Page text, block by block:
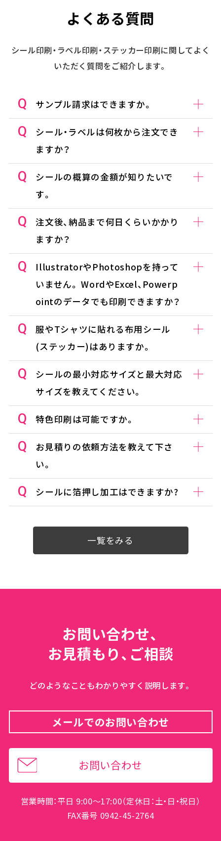
よくある質問
シール印刷・ラベル印刷・ステッカー印刷に関してよく
いただく質問をご紹介します。
サンプル請求はできますか。
シール・ラベルは何枚から注文でき
ますか？
シールの概算の金額が知りたいで
す。
注文後、納品まで何日くらいかかり
ますか？
IllustratorやPhotoshopを持って
いません。 WordやExcel、Powerp
ointのデータでも印刷できますか？
服やTシャツに貼れる布用シール
(ステッカー)はありますか。
シールの最小対応サイズと最大対応
サイズを教えてください。
特色印刷は可能ですか。
お見積りの依頼方法を教えて下さ
い。
シールに箔押し加工はできますか?
一覧をみる
お問い合わせ、
お見積もり、ご相談
どのようなこともわかりやすく説明します。
メールでのお問い合わせ
お問い合わせ
営業時間：平日 9:00～17:00（定休日：土・日・祝日）
FAX番号 0942-45-2764